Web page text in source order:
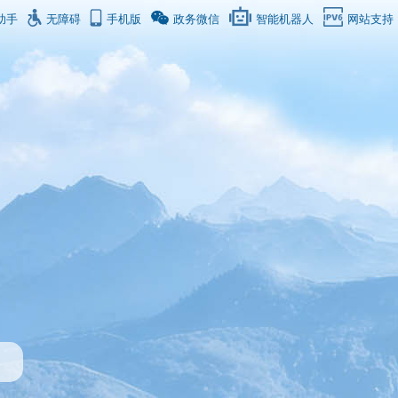
手 无障碍 手机版 政务微信 智能机器人 网站支持